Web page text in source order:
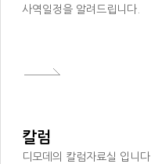
사역일정을 알려드립니다.
칼럼
디모데의 칼럼자료실 입니다.